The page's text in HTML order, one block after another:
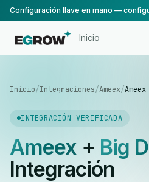
Inicio
Inicio/Integraciones/Ameex/
INTEGRACIÓN VERIFICADA
Ameex+ Big
Integración